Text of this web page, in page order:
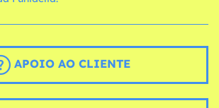
APOIO AO CLIENTE